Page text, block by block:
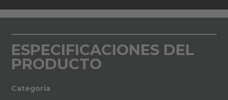
ESPECIFICACIONES DEL
PRODUCTO
Categoría